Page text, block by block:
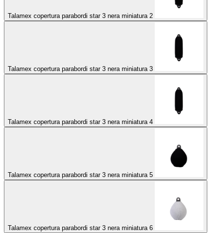
Talamex copertura parabordi star 3 nera miniatura 2
Talamex copertura parabordi star 3 nera miniatura 3
Talamex copertura parabordi star 3 nera miniatura 4
Talamex copertura parabordi star 3 nera miniatura 5
Talamex copertura parabordi star 3 nera miniatura 6